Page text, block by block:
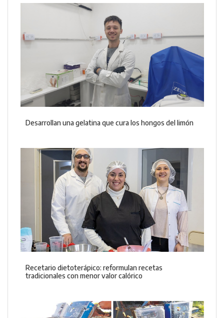
Desarrollan una gelatina que cura los hongos del limón
Recetario dietoterápico: reformulan recetas
tradicionales con menor valor calórico